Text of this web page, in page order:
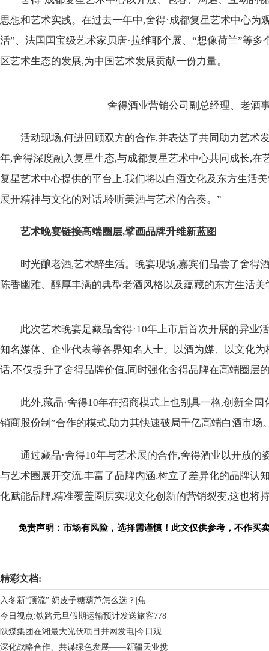
思想和艺术实践。在过去一年中,舍得·成都复星艺术中心为
活”、法国国宝级艺术家贝唐·拉维耶个展、“想像荷兰”等
区艺术生态的发展,为中国艺术发展贡献一份力量。
舍得酒业营销公司副总经理、老酒
活动现场,何进回顾双方的合作,并表达了共同助力艺术
年,舍得深度融入复星生态,与成都复星艺术中心共同成长,在
复星艺术中心提供的平台上,我们将以白酒文化及东方生活
展开精神与文化的对话,聆听美酒与艺术的合奏。”
艺术晚宴链接高端圈层,擘画品牌升维新蓝图
时光酿老酒,艺术醉生活。晚宴现场,嘉宾们品尝了舍得
陈香幽雅、醇厚丰满的典型老酒风格以及蕴藏的东方生活
此次艺术晚宴是藏品舍得·10年上市后首次开展的异业
知名媒体、企业代表等各界知名人士。以酒为媒、以文化
话,不仅提升了舍得品牌价值,同时强化舍得品牌在高端圈层
此外,藏品·舍得10年在招商模式上也别具一格,创新全
销商股份制”合作的模式,助力其快速破局千亿高端白酒市场
通过藏品·舍得10年与艺术展的合作,舍得酒业以开放的
与艺术圈展开交流,丰富了品牌内涵,树立了差异化的品牌认
化赋能品牌,精准覆盖圈层实现文化创新的营销裂变,这也将
免责声明：市场有风险，选择需谨慎！此文仅供参考，不作买
精彩文档:
入冬新“顶流” 奶皮子糖葫芦怎么选？|焦
今日视点:铁路元旦假期运输预计发送旅客778
陕煤集团在湘最大光伏项目并网发电|今日观
深化战略合作、共谋绿色发展——新疆天业携